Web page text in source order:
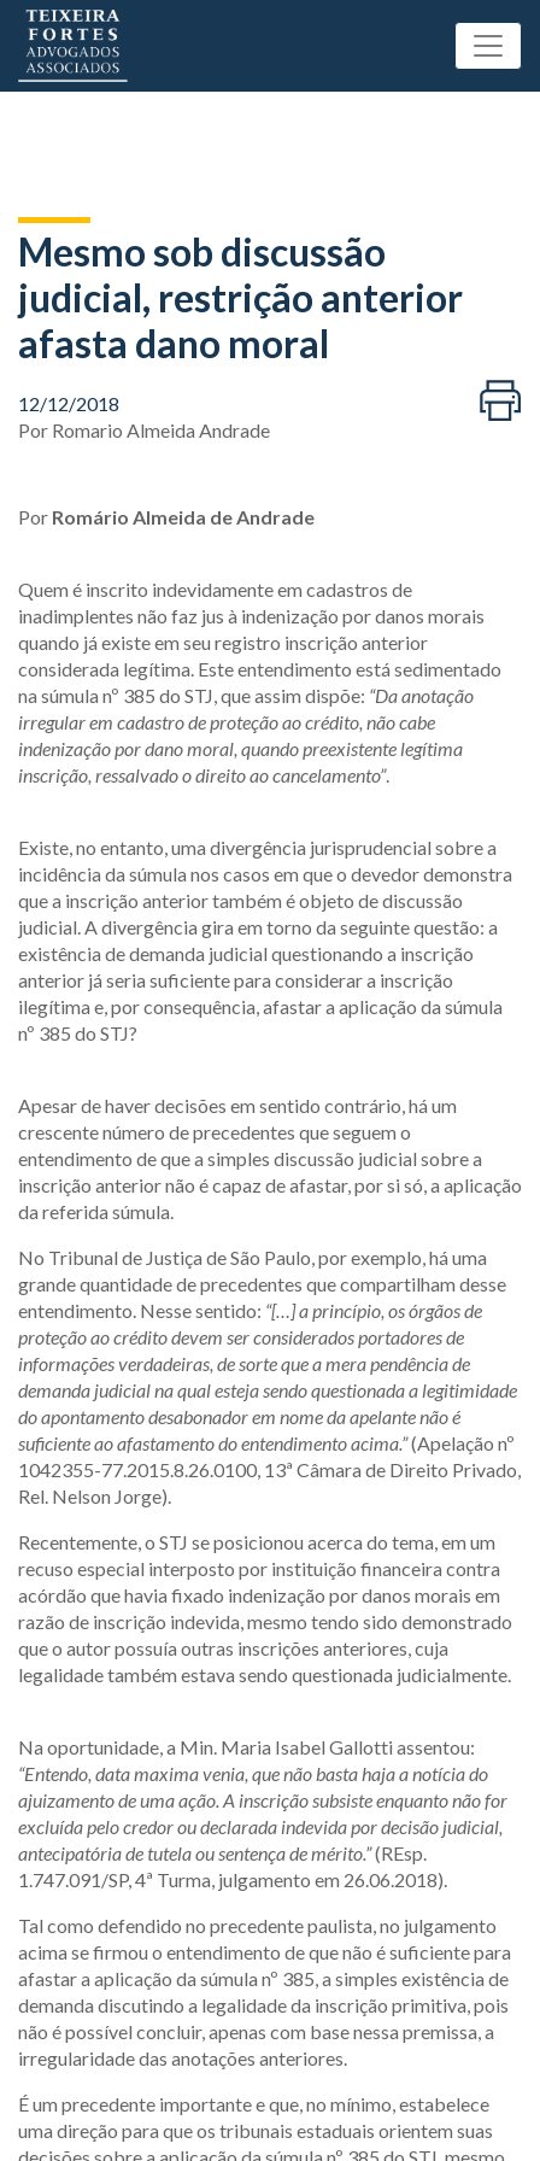
Mesmo sob discussão
judicial, restrição anterior
afasta dano moral
12/12/2018
Por Romario Almeida Andrade
Por Romário Almeida de Andrade
Quem é inscrito indevidamente em cadastros de
inadimplentes não faz jus à indenização por danos morais
quando já existe em seu registro inscrição anterior
considerada legítima. Este entendimento está sedimentado
na súmula nº 385 do STJ, que assim dispõe: “Da anotação
irregular em cadastro de proteção ao crédito, não cabe
indenização por dano moral, quando preexistente legítima
inscrição, ressalvado o direito ao cancelamento”.
Existe, no entanto, uma divergência jurisprudencial sobre a
incidência da súmula nos casos em que o devedor demonstra
que a inscrição anterior também é objeto de discussão
judicial. A divergência gira em torno da seguinte questão: a
existência de demanda judicial questionando a inscrição
anterior já seria suficiente para considerar a inscrição
ilegítima e, por consequência, afastar a aplicação da súmula
nº 385 do STJ?
Apesar de haver decisões em sentido contrário, há um
crescente número de precedentes que seguem o
entendimento de que a simples discussão judicial sobre a
inscrição anterior não é capaz de afastar, por si só, a aplicação
da referida súmula.
No Tribunal de Justiça de São Paulo, por exemplo, há uma
grande quantidade de precedentes que compartilham desse
entendimento. Nesse sentido: “[…] a princípio, os órgãos de
proteção ao crédito devem ser considerados portadores de
informações verdadeiras, de sorte que a mera pendência de
demanda judicial na qual esteja sendo questionada a legitimidade
do apontamento desabonador em nome da apelante não é
suficiente ao afastamento do entendimento acima.”(Apelação nº
1042355-77.2015.8.26.0100, 13ª Câmara de Direito Privado,
Rel. Nelson Jorge).
Recentemente, o STJ se posicionou acerca do tema, em um
recuso especial interposto por instituição financeira contra
acórdão que havia fixado indenização por danos morais em
razão de inscrição indevida, mesmo tendo sido demonstrado
que o autor possuía outras inscrições anteriores, cuja
legalidade também estava sendo questionada judicialmente.
Na oportunidade, a Min. Maria Isabel Gallotti assentou:
“Entendo, data maxima venia, que não basta haja a notícia do
ajuizamento de uma ação. A inscrição subsiste enquanto não for
excluída pelo credor ou declarada indevida por decisão judicial,
antecipatória de tutela ou sentença de mérito.”(REsp.
1.747.091/SP, 4ª Turma, julgamento em 26.06.2018).
Tal como defendido no precedente paulista, no julgamento
acima se firmou o entendimento de que não é suficiente para
afastar a aplicação da súmula nº 385, a simples existência de
demanda discutindo a legalidade da inscrição primitiva, pois
não é possível concluir, apenas com base nessa premissa, a
irregularidade das anotações anteriores.
É um precedente importante e que, no mínimo, estabelece
uma direção para que os tribunais estaduais orientem suas